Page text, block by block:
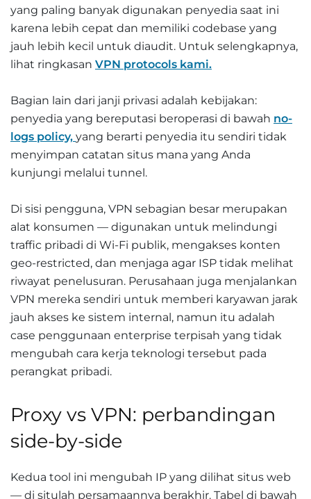
yang paling banyak digunakan penyedia saat ini
karena lebih cepat dan memiliki codebase yang
jauh lebih kecil untuk diaudit. Untuk selengkapnya,
lihat ringkasan VPN protocols kami.
Bagian lain dari janji privasi adalah kebijakan:
penyedia yang bereputasi beroperasi di bawah no-
logs policy, yang berarti penyedia itu sendiri tidak
menyimpan catatan situs mana yang Anda
kunjungi melalui tunnel.
Di sisi pengguna, VPN sebagian besar merupakan
alat konsumen — digunakan untuk melindungi
traffic pribadi di Wi-Fi publik, mengakses konten
geo-restricted, dan menjaga agar ISP tidak melihat
riwayat penelusuran. Perusahaan juga menjalankan
VPN mereka sendiri untuk memberi karyawan jarak
jauh akses ke sistem internal, namun itu adalah
case penggunaan enterprise terpisah yang tidak
mengubah cara kerja teknologi tersebut pada
perangkat pribadi.
Proxy vs VPN: perbandingan
side-by-side
Kedua tool ini mengubah IP yang dilihat situs web
— di situlah persamaannya berakhir. Tabel di bawah